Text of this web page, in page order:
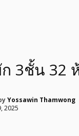
3ชั้น 32
Yossawin Thamwong
2025